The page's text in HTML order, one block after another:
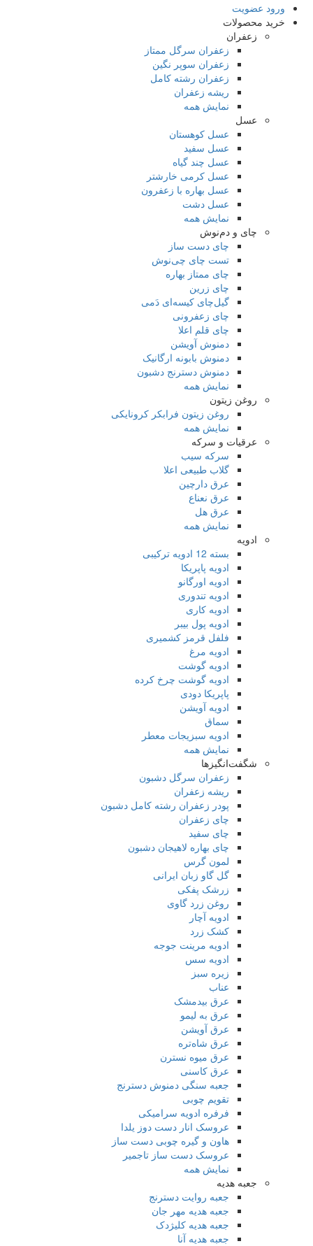
ورود عضویت
خرید محصولات
زعفران
زعفران سرگل ممتاز
زعفران سوپر نگین
زعفران رشته کامل
ریشه زعفران
نمایش همه
عسل
عسل کوهستان
عسل سفید
عسل چند گیاه
عسل کرمی خارشتر
عسل بهاره با زعفرون
عسل دشت
نمایش همه
چای و دم‌نوش‌
چای دست ساز
تست چای چی‌نوش
چای ممتاز بهاره
چای زرین
گیل‌چای کیسه‌ای دَمی
چای زعفرونی
چای قلم اعلا
دمنوش آویشن
دمنوش بابونه ارگانیک
دمنوش دسترنج دشبون
نمایش همه
روغن زیتون
روغن زیتون فرابکر کرونایکی
نمایش همه
عرقیات و سرکه‌
سرکه سیب
گلاب طبیعی اعلا
عرق دارچین
عرق نعناع
عرق هل
نمایش همه
ادویه
بسته 12 ادویه ترکیبی
ادویه پاپریکا
ادویه اورگانو
ادویه تندوری
ادویه کاری
ادویه پول بیبر
فلفل قرمز کشمیری
ادویه مرغ
ادویه گوشت
ادویه گوشت چرخ کرده
پاپریکا دودی
ادویه آویشن
سماق
ادویه سبزیجات معطر
نمایش همه
شگفت‌انگیزها
زعفران سرگل دشبون
ریشه زعفران
پودر زعفران رشته کامل دشبون
چای زعفران
چای سفید
چای بهاره لاهیجان دشبون
لمون گرس
گل گاو زبان ایرانی
زرشک پفکی
روغن زرد گاوی
ادویه آچار
کشک زرد
ادویه مرینت جوجه
ادویه سس
زیره سبز
عناب
عرق بیدمشک
عرق به لیمو
عرق آویشن
عرق شاه‌تره
عرق میوه نسترن
عرق کاسنی
جعبه سنگی دمنوش دسترنج
تقویم چوبی
فرفره ادویه سرامیکی
عروسک انار دست دوز یلدا
هاون و گیره چوبی دست ساز
عروسک دست ساز تاجمیر
نمایش همه
جعبه هدیه
جعبه روایت دسترنج
جعبه هدیه مهر جان
جعبه هدیه کلیژدک
جعبه هدیه آنا